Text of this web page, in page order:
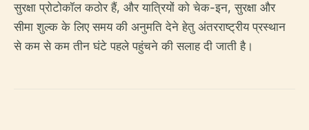
सुरक्षा प्रोटोकॉल कठोर हैं, और यात्रियों को चेक-इन, सुरक्षा और
सीमा शुल्क के लिए समय की अनुमति देने हेतु अंतरराष्ट्रीय प्रस्थान
से कम से कम तीन घंटे पहले पहुंचने की सलाह दी जाती है।